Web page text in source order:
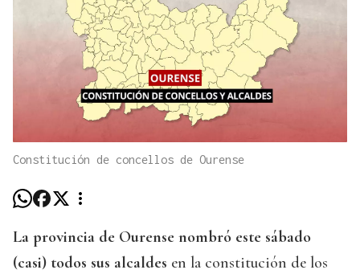
Constitución de concellos de Ourense
La provincia de Ourense nombró este sábado
(casi) todos sus alcaldes en la constitución de los